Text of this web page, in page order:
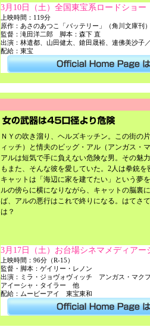
3月10日（土）全国東宝系ロードショー
上映時間：119分
原作：あさのあつこ「バッテリー」（角川文庫刊
監督：滝田洋二郎 脚本：森下 直
出演：林遣都、山田健太、鎗田晟裕、連佛美沙
配給：東宝
ＮＹの吹き溜り、ヘルズキッチン。この街の
ィッチ）と情夫のビッグ・アル（アンガス・
アルは短気で手に負えない危険な男。その魅
もまた、そんな彼を愛していた。2人は拳銃を
キャットは「海辺に家を建てたい」という夢
ルの傍らに横になりながら、キャットの脳裏
ば、アルの悪行はこれで終りになる。はてさ
は？
3月17日（土）お台場シネマメディア
上映時間：96分（R-15）
監督・脚本：ゲイリー・レノン
出演：ミラ・ジョヴォヴィッチ アンガス・マ
アイーシャ・タイラー 他
配給：ムービーアイ 東宝東和